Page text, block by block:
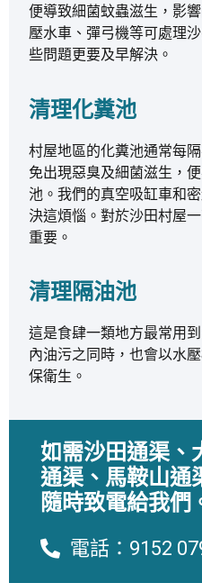
便導致細菌蚊蟲滋生，影
壓水車、彈弓機等可處理
些問題更要及早解決。
清理化糞池
村屋地區的化糞池通常每
免出現惡臭及細菌滋生，
池。我們的真空吸缸車和
決這煩惱。對於沙田村屋
重要。
清理隔油池
這是食肆一類地方最常用
內油污之同時，也會以水
保衛生。
如需沙田通渠、
通渠、馬鞍山通
隨時致電給我們
電話：9152